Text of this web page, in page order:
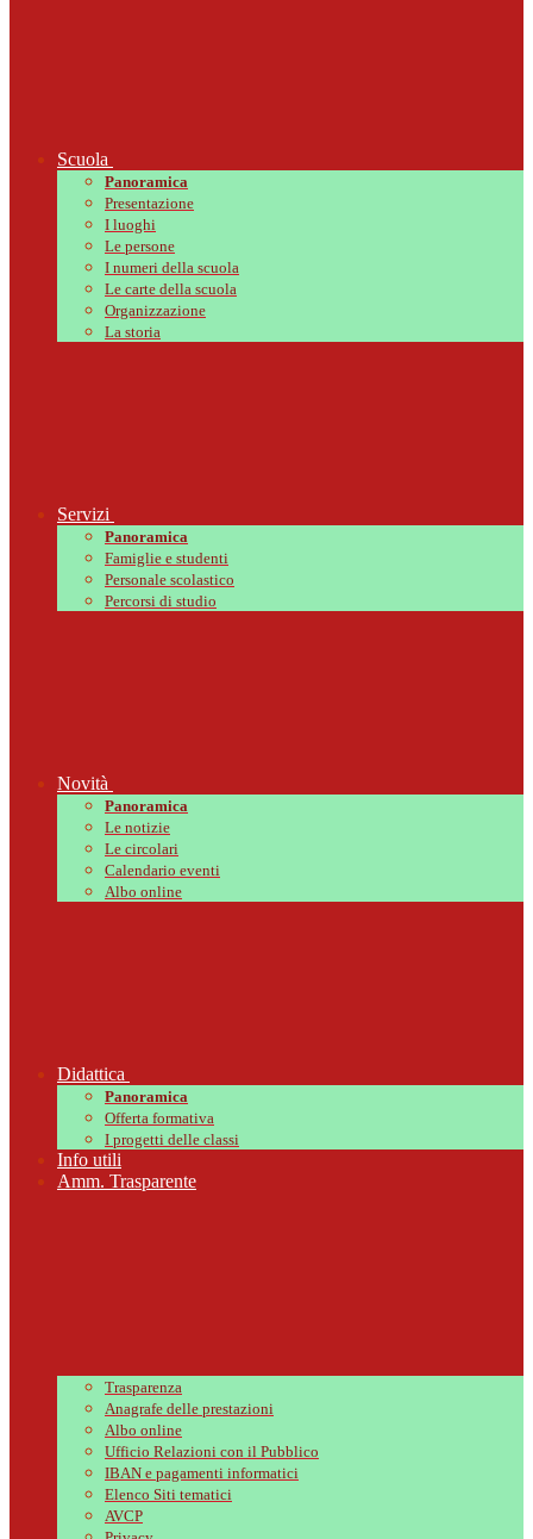
Scuola
Panoramica
Presentazione
I luoghi
Le persone
I numeri della scuola
Le carte della scuola
Organizzazione
La storia
Servizi
Panoramica
Famiglie e studenti
Personale scolastico
Percorsi di studio
Novità
Panoramica
Le notizie
Le circolari
Calendario eventi
Albo online
Didattica
Panoramica
Offerta formativa
I progetti delle classi
Info utili
Amm. Trasparente
Trasparenza
Anagrafe delle prestazioni
Albo online
Ufficio Relazioni con il Pubblico
IBAN e pagamenti informatici
Elenco Siti tematici
AVCP